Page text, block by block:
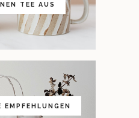
TEE AUS
EMPFEHLUNGEN